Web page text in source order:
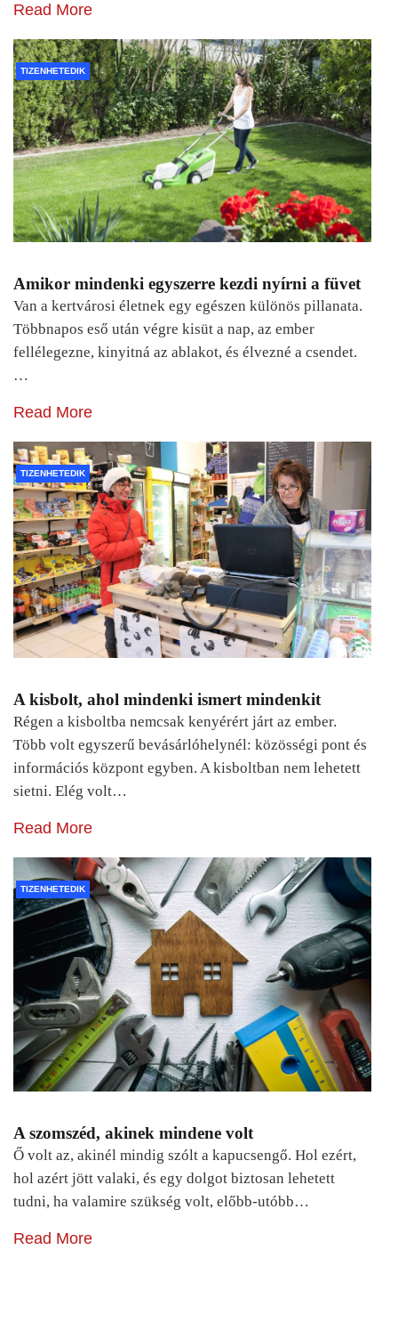
Read More
TIZENHETEDIK
Amikor mindenki egyszerre kezdi nyírni a füvet
Van a kertvárosi életnek egy egészen különös pillanata.
Többnapos eső után végre kisüt a nap, az ember
fellélegezne, kinyitná az ablakot, és élvezné a csendet.
…
Read More
TIZENHETEDIK
A kisbolt, ahol mindenki ismert mindenkit
Régen a kisboltba nemcsak kenyérért járt az ember.
Több volt egyszerű bevásárlóhelynél: közösségi pont és
információs központ egyben. A kisboltban nem lehetett
sietni. Elég volt…
Read More
TIZENHETEDIK
A szomszéd, akinek mindene volt
Ő volt az, akinél mindig szólt a kapucsengő. Hol ezért,
hol azért jött valaki, és egy dolgot biztosan lehetett
tudni, ha valamire szükség volt, előbb-utóbb…
Read More